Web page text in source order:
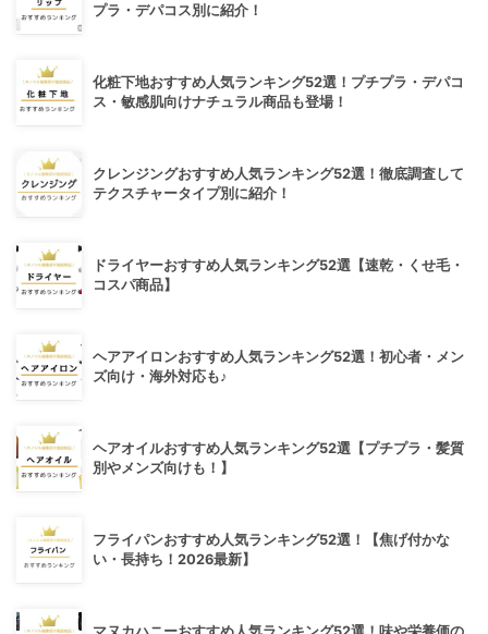
プラ・デパコス別に紹介！
化粧下地おすすめ人気ランキング52選！プチプラ・デパコ
ス・敏感肌向けナチュラル商品も登場！
クレンジングおすすめ人気ランキング52選！徹底調査して
テクスチャータイプ別に紹介！
ドライヤーおすすめ人気ランキング52選【速乾・くせ毛・
コスパ商品】
ヘアアイロンおすすめ人気ランキング52選！初心者・メン
ズ向け・海外対応も♪
ヘアオイルおすすめ人気ランキング52選【プチプラ・髪質
別やメンズ向けも！】
フライパンおすすめ人気ランキング52選！【焦げ付かな
い・長持ち！2026最新】